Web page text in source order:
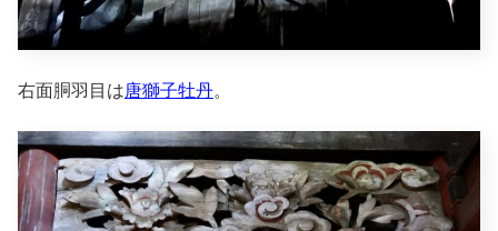
右面胴羽目は唐獅子牡丹。